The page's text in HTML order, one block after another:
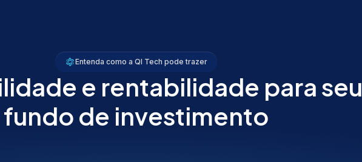
Entenda como a QI Tech pode trazer
e rentabilidade para seu
fundo de investimento